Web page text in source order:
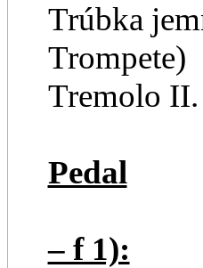
Trúbka
Trompete)
Tremolo II.
Pedal
– f 1):